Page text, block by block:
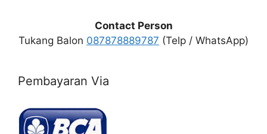
Contact Person
Tukang Balon 087878889787 (Telp / WhatsApp)
Pembayaran Via